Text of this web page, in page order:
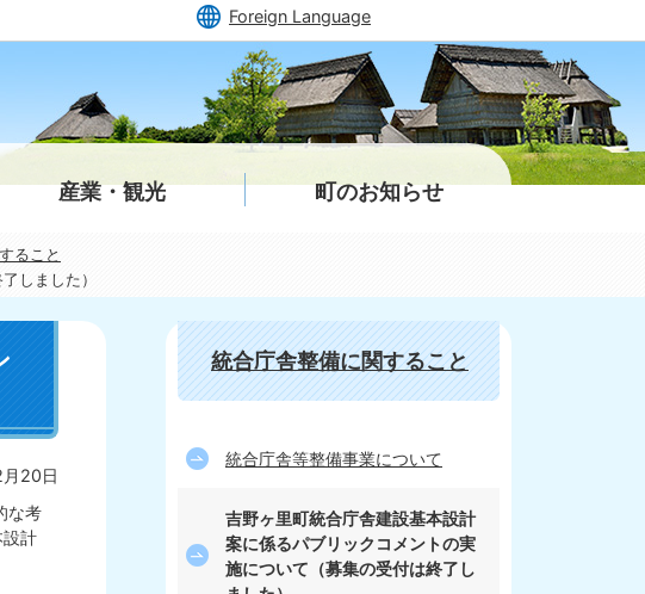
Foreign Language
産業・観光 町のお知らせ
ること
しました）
20日
な考
計
統合庁舎整備に関すること
統合庁舎等整備事業について
吉野ヶ里町統合庁舎建設基本設計
案に係るパブリックコメントの実
施について（募集の受付は終了し